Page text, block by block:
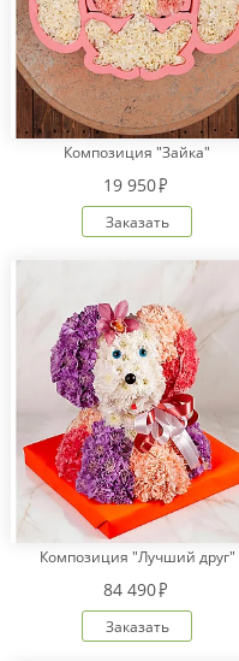
Композиция "Зайка"
19 950
Заказать
Композиция "Лучший друг"
84 490
Заказать